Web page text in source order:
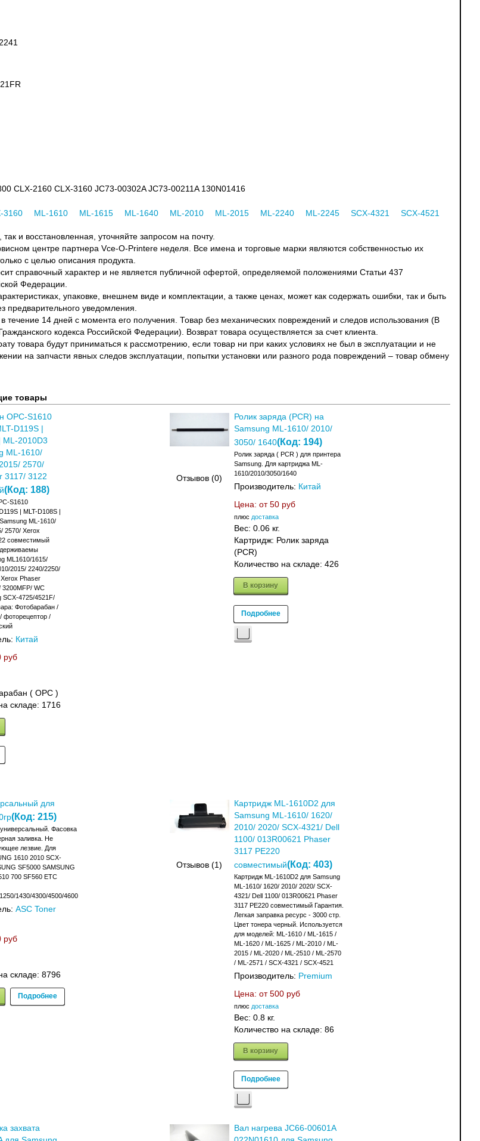
CLX-2160 CLX-3160 JC73-00302A JC73-00211A 130N01416
3160 ML-1610 ML-1615 ML-1640 ML-2010 ML-2015 ML-2240 ML-2245 SCX-4321 SCX-4521
и восстановленная, уточняйте запросом на почту.
центре партнера Vce-O-Printere неделя. Все имена и торговые марки являются собственностью их
с целью описания продукта.
справочный характер и не является публичной офертой, определяемой положениями Статьи 437
Федерации.
упаковке, внешнем виде и комплектации, а также ценах, может как содержать ошибки, так и быть
предварительного уведомления.
в течение 14 дней с момента его получения. Товар без механических повреждений и следов использования (В
кодекса Российской Федерации). Возврат товара осуществляется за счет клиента.
товара будут приниматься к рассмотрению, если товар ни при каких условиях не был в эксплуатации и не
на запчасти явных следов эксплуатации, попытки установки или разного рода повреждений – товар обмену
товары
OPC-S1610
D119S |
ML-2010D3
ML-1610/
2570/
3117/ 3122
(Код: 188)
S1610
| MLT-D108S |
ML-1610/
2570/ Xerox
совместимый
ML1610/1615/
2015/ 2240/2250/
Phaser
3200MFP/ WC
SCX-4725/4521F/
Фотобарабан /
фоторецептор /
Китай
руб
( OPC )
складе: 1716
Отзывов (0)
Ролик заряда (PCR) на
Samsung ML-1610/ 2010/
3050/ 1640(Код: 194)
Ролик заряда ( PCR ) для принтера
Samsung. Для картриджа ML-
1610/2010/3050/1640
Производитель: Китай
Цена: от 50 руб
плюс доставка
Вес: 0.06 кг.
Картридж: Ролик заряда
(PCR)
Количество на складе: 426
В корзину
Подробнее
для
(Код: 215)
Фасовка
заливка. Не
лезвие. Для
1610 2010 SCX-
SF5000 SAMSUNG
700 SF560 ETC
1430/4300/4500/4600
ASC Toner
руб
складе: 8796
Подробнее
Отзывов (1)
Картридж ML-1610D2 для
Samsung ML-1610/ 1620/
2010/ 2020/ SCX-4321/ Dell
1100/ 013R00621 Phaser
3117 PE220
совместимый(Код: 403)
Картридж ML-1610D2 для Samsung
ML-1610/ 1620/ 2010/ 2020/ SCX-
4321/ Dell 1100/ 013R00621 Phaser
3117 PE220 совместимый Гарантия.
Легкая заправка ресурс - 3000 стр.
Цвет тонера черный. Используется
для моделей: ML-1610 / ML-1615 /
ML-1620 / ML-1625 / ML-2010 / ML-
2015 / ML-2020 / ML-2510 / ML-2570
/ ML-2571 / SCX-4321 / SCX-4521
Производитель: Premium
Цена: от 500 руб
плюс доставка
Вес: 0.8 кг.
Количество на складе: 86
В корзину
Подробнее
захвата
Вал нагрева JC66-00601A